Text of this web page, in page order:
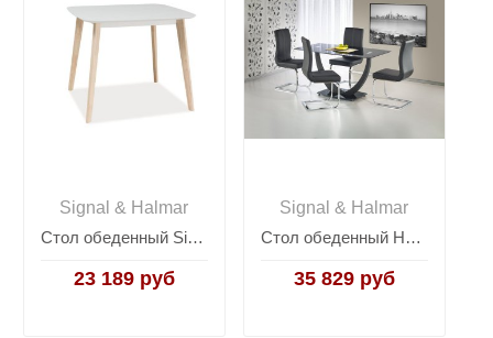
Signal & Halmar
Стол обеденный Signal TIBI 90 (белый/дуб беленый)
23 189 руб
Signal & Halmar
Стол обеденный Halmar ANTON (черный)
35 829 руб